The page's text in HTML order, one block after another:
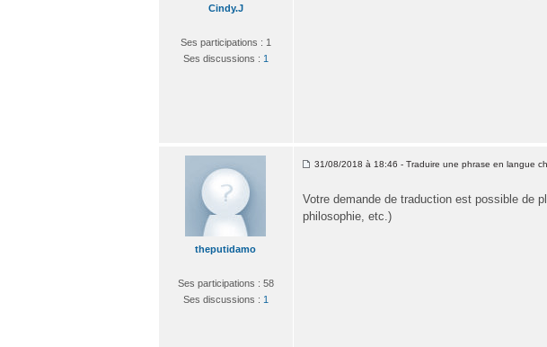
Cindy.J
Ses participations : 1
Ses discussions : 1
theputidamo
Ses participations : 58
Ses discussions : 1
31/08/2018 à 18:46 - Traduire une phrase en langue
Votre demande de traduction est possible de
philosophie, etc.)